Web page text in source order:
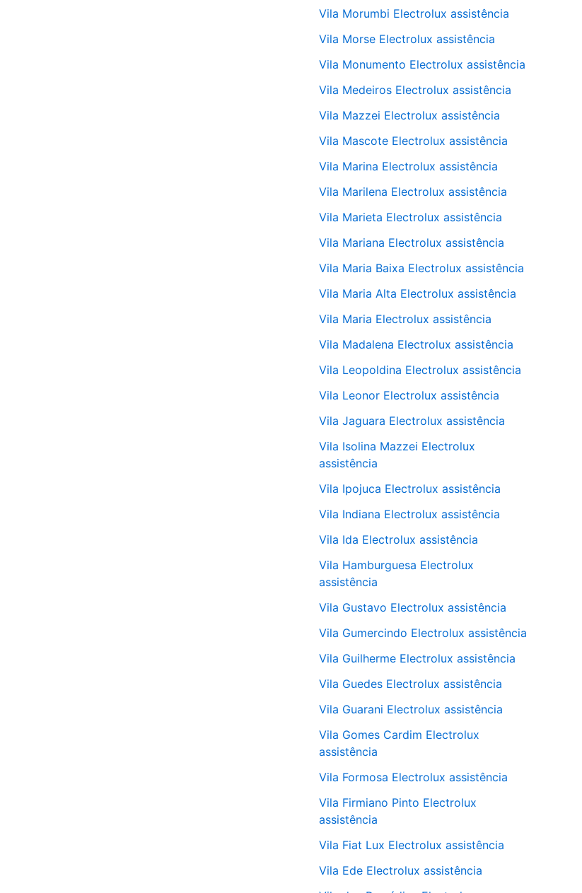
Vila Morumbi Electrolux assistência
Vila Morse Electrolux assistência
Vila Monumento Electrolux assistência
Vila Medeiros Electrolux assistência
Vila Mazzei Electrolux assistência
Vila Mascote Electrolux assistência
Vila Marina Electrolux assistência
Vila Marilena Electrolux assistência
Vila Marieta Electrolux assistência
Vila Mariana Electrolux assistência
Vila Maria Baixa Electrolux assistência
Vila Maria Alta Electrolux assistência
Vila Maria Electrolux assistência
Vila Madalena Electrolux assistência
Vila Leopoldina Electrolux assistência
Vila Leonor Electrolux assistência
Vila Jaguara Electrolux assistência
Vila Isolina Mazzei Electrolux
assistência
Vila Ipojuca Electrolux assistência
Vila Indiana Electrolux assistência
Vila Ida Electrolux assistência
Vila Hamburguesa Electrolux
assistência
Vila Gustavo Electrolux assistência
Vila Gumercindo Electrolux assistência
Vila Guilherme Electrolux assistência
Vila Guedes Electrolux assistência
Vila Guarani Electrolux assistência
Vila Gomes Cardim Electrolux
assistência
Vila Formosa Electrolux assistência
Vila Firmiano Pinto Electrolux
assistência
Vila Fiat Lux Electrolux assistência
Vila Ede Electrolux assistência